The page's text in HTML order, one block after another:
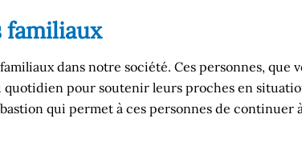
familiaux
dans notre société. Ces personnes,
pour soutenir leurs proches en
qui permet à ces personnes de continuer